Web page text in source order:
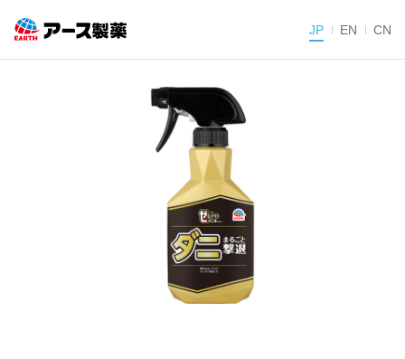
JP EN CN